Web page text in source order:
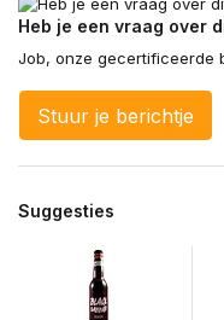
Heb je een vraag over
Job, onze gecertificeerde
Stuur je berichtje
Suggesties